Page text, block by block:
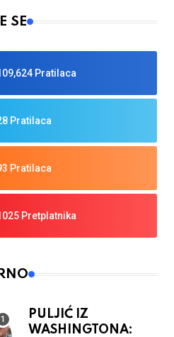
SE
Pratilaca
Pratilaca
Pratilaca
Pretplatnika
PULJIĆ IZ
WASHINGTONA: